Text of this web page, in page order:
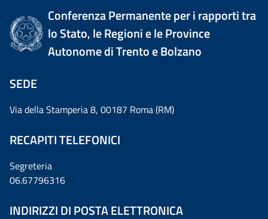
Conferenza Permanente per i rapporti tra
lo Stato, le Regioni e le Province
Autonome di Trento e Bolzano
SEDE
Via della Stamperia 8, 00187 Roma (RM)
RECAPITI TELEFONICI
Segreteria
06.67796316
INDIRIZZI DI POSTA ELETTRONICA